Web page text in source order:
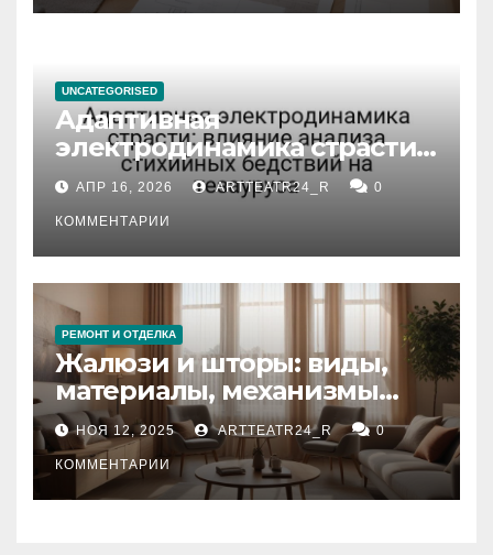
UNCATEGORISED
Адаптивная
электродинамика страсти:
влияние анализа
стихийных бедствий на
тезауруса
АПР 16, 2026 ARTTEATR24_R 0
КОММЕНТАРИИ
РЕМОНТ И ОТДЕЛКА
Жалюзи и шторы: виды,
материалы, механизмы
управления и уход
НОЯ 12, 2025 ARTTEATR24_R 0
КОММЕНТАРИИ